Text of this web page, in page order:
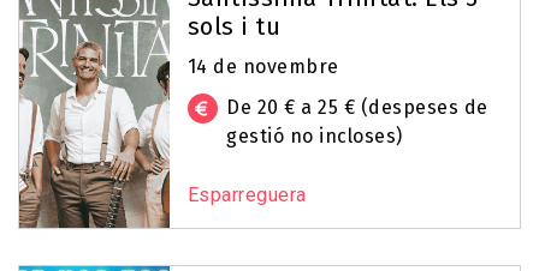
sols i tu
14 de novembre
De 20 € a 25 € (despeses de
gestió no incloses)
Esparreguera